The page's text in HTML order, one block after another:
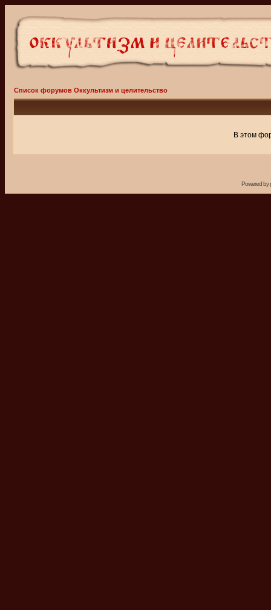
Список форумов Оккультизм и целительство
В этом
Powered by